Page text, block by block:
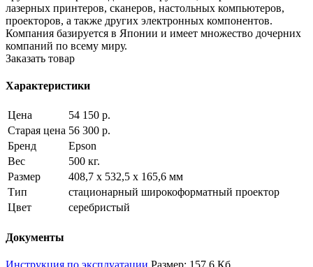
лазерных принтеров, сканеров, настольных компьютеров,
проекторов, а также других электронных компонентов.
Компания базируется в Японии и имеет множество дочерних
компаний по всему миру.
Заказать товар
Характеристики
Цена
54 150 р.
Старая цена 56 300 р.
Бренд
Epson
Вес
500 кг.
Размер
408,7 x 532,5 x 165,6 мм
Тип
стационарный широкоформатный проектор
Цвет
серебристый
Документы
Инструкция по эксплуатации Размер: 157.6 Кб